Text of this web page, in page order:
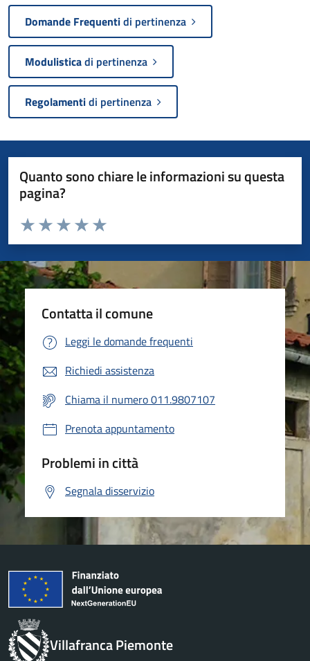
Domande Frequentidi pertinenza
Modulisticadi pertinenza
Regolamentidi pertinenza
Quanto sono chiare le informazioni su questa
pagina?
Valuta da 1 a 5 stelle la pagina
Valuta 5 stelle su 5
Valuta 4 stelle su 5
Valuta 3 stelle su 5
Valuta 2 stelle su 5
Valuta 1 stelle su 5
Contatta il comune
Leggi le domande frequenti
Richiedi assistenza
Chiama il numero 011.9807107
Prenota appuntamento
Problemi in città
Segnala disservizio
Villafranca Piemonte